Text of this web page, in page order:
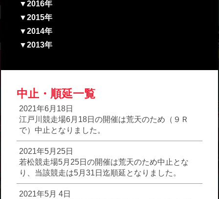
▼2016年
▼2015年
▼2014年
▼2013年
中止・順延一覧
2021年6月18日
江戸川競走場6月18日の開催は荒天のため（９Ｒ
で）中止となりました。
2021年5月25日
若松競走場5月25日の開催は荒天のため中止とな
り、当該競走は5月31日迄順延となりました。
2021年5月 4日